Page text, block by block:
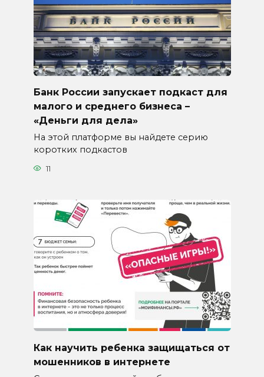
Банк России запускает подкаст для
малого и среднего бизнеса –
«Деньги для дела»
На этой платформе вы найдете серию
коротких подкастов
11
Как научить ребенка защищаться от
мошенников в интернете